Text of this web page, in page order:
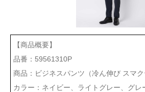
【商品概要】
品番：59561310P
商品：ビジネスパンツ（冷ん伸び スマク
カラー：ネイビー、ライトグレー、グレ